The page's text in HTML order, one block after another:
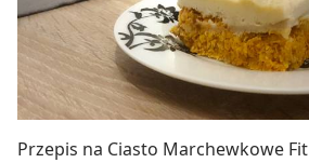
Przepis na Ciasto Marchewkowe Fit